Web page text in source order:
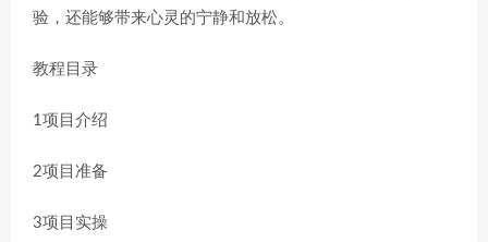
验，还能够带来心灵的宁静和放松。
教程目录
1项目介绍
2项目准备
3项目实操